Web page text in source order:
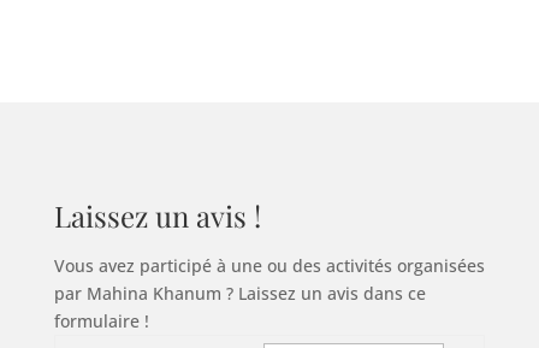
Laissez un avis !
Vous avez participé à une ou des activités organisées
par Mahina Khanum ? Laissez un avis dans ce
formulaire !